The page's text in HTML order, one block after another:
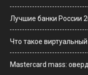
Лучшие банки России
Что такое
Мastercard mass: